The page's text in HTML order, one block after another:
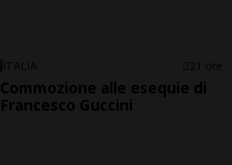
ITALIA 21 ore
Commozione alle esequie di
Francesco Guccini